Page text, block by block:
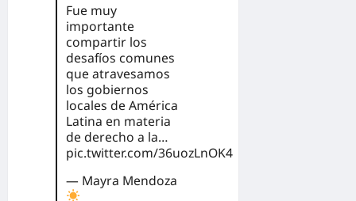
Fue muy
importante
compartir los
desafíos comunes
que atravesamos
los gobiernos
locales de América
Latina en materia
de derecho a la…
pic.twitter.com/36uozLnOK4
— Mayra Mendoza